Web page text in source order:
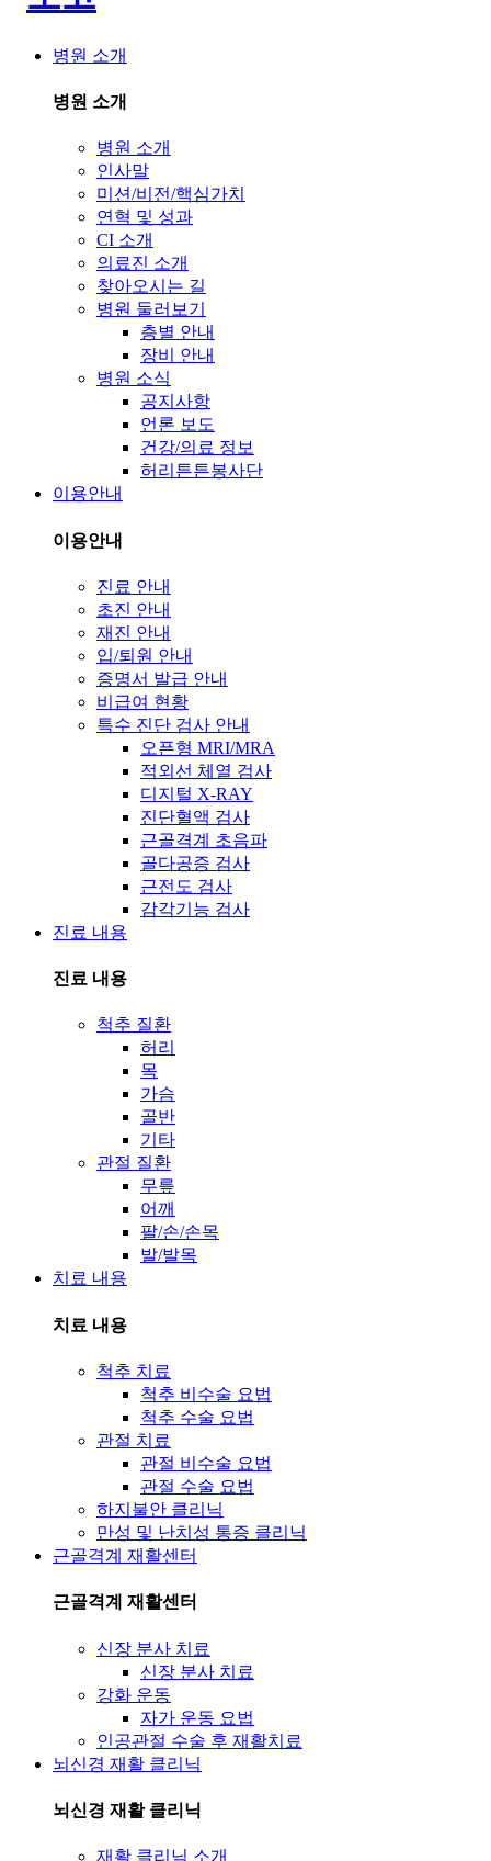
병원 소개
병원 소개
병원 소개
인사말
미션/비전/핵심가치
연혁 및 성과
CI 소개
의료진 소개
찾아오시는 길
병원 둘러보기
층별 안내
장비 안내
병원 소식
공지사항
언론 보도
건강/의료 정보
허리튼튼봉사단
이용안내
이용안내
진료 안내
초진 안내
재진 안내
입/퇴원 안내
증명서 발급 안내
비급여 현황
특수 진단 검사 안내
오픈형 MRI/MRA
적외선 체열 검사
디지털 X-RAY
진단혈액 검사
근골격계 초음파
골다공증 검사
근전도 검사
감각기능 검사
진료 내용
진료 내용
척추 질환
허리
목
가슴
골반
기타
관절 질환
무릎
어깨
팔/손/손목
발/발목
치료 내용
치료 내용
척추 치료
척추 비수술 요법
척추 수술 요법
관절 치료
관절 비수술 요법
관절 수술 요법
하지불안 클리닉
만성 및 난치성 통증 클리닉
근골격계 재활센터
근골격계 재활센터
신장 분사 치료
신장 분사 치료
강화 운동
자가 운동 요법
인공관절 수술 후 재활치료
뇌신경 재활 클리닉
뇌신경 재활 클리닉
재활 클리닉 소개